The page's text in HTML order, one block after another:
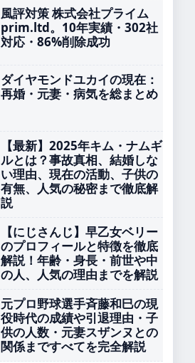
風評対策 株式会社プライム
prim.ltd。10年実績・302社
対応・86%削除成功
ダイヤモンドユカイの現在：
再婚・元妻・病気を総まとめ
【最新】2025年キム・ナムギ
ルとは？事故真相、結婚しな
い理由、現在の活動、子供の
有無、人気の秘密まで徹底解
説
【にじさんじ】早乙女ベリー
のプロフィールと特徴を徹底
解説！年齢・身長・前世や中
の人、人気の理由までを解説
元プロ野球選手斉藤和巳の現
役時代の成績や引退理由・子
供の人数・元妻スザンヌとの
関係まですべてを完全解説